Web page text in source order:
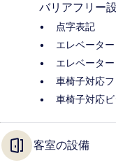
バリアフリー
点字表記
エレベーター
エレベータ
車椅子対応フ
車椅子対応
客室の設備